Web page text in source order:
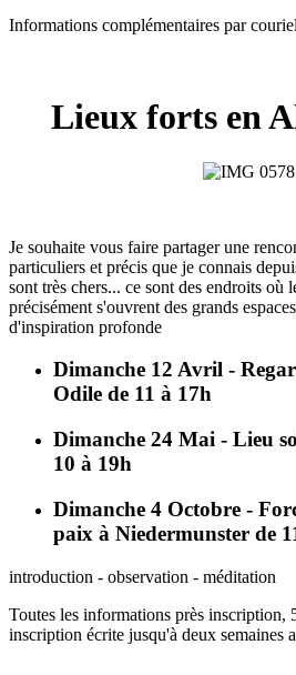
Informations complémentaires par
Lieux forts en
Je souhaite vous faire partager une
particuliers et précis que je connais
sont très chers... ce sont des endroits où
précisément s'ouvrent des grands
d'inspiration profonde
Dimanche 12 Avril -
Odile de 11 à 17h
Dimanche 24 Mai - Lieu
10 à 19h
Dimanche 4 Octobre -
paix à Niedermunster de
introduction - observation - méditation
Toutes les informations près inscription,
inscription écrite jusqu'à deux semaines